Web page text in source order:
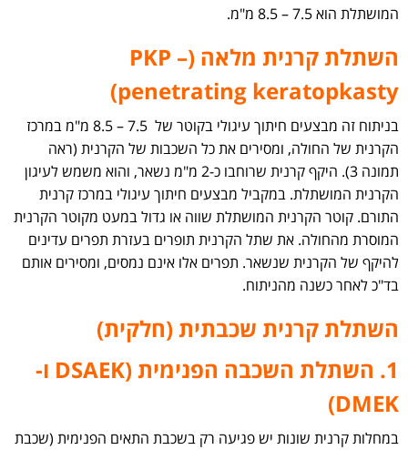
המושתלת הוא 7.5 – 8.5 מ"מ.
השתלת קרנית מלאה (PKP –
penetrating keratopkasty)
בניתוח זה מבצעים חיתוך עיגולי בקוטר של 7.5 – 8.5 מ"מ במרכז
הקרנית של החולה, ומסירים את כל השכבות של הקרנית (ראה
תמונה 3). היקף קרנית שרוחבו כ-2 מ"מ נשאר, והוא משמש לעיגון
הקרנית המושתלת. במקביל מבצעים חיתוך עיגולי במרכז קרנית
התורם. קוטר הקרנית המושתלת שווה או גדול במעט מקוטר הקרנית
המוסרת מהחולה. את שתל הקרנית תופרים בעזרת תפרים עדינים
להיקף של הקרנית שנשאר. תפרים אלו אינם נמסים, ומסירים אותם
בד"כ לאחר כשנה מהניתוח.
השתלת קרנית שכבתית (חלקית)
1. השתלת השכבה הפנימית (DSAEK ו-
DMEK)
במחלות קרנית שונות יש פגיעה רק בשכבת התאים הפנימית (שכבת